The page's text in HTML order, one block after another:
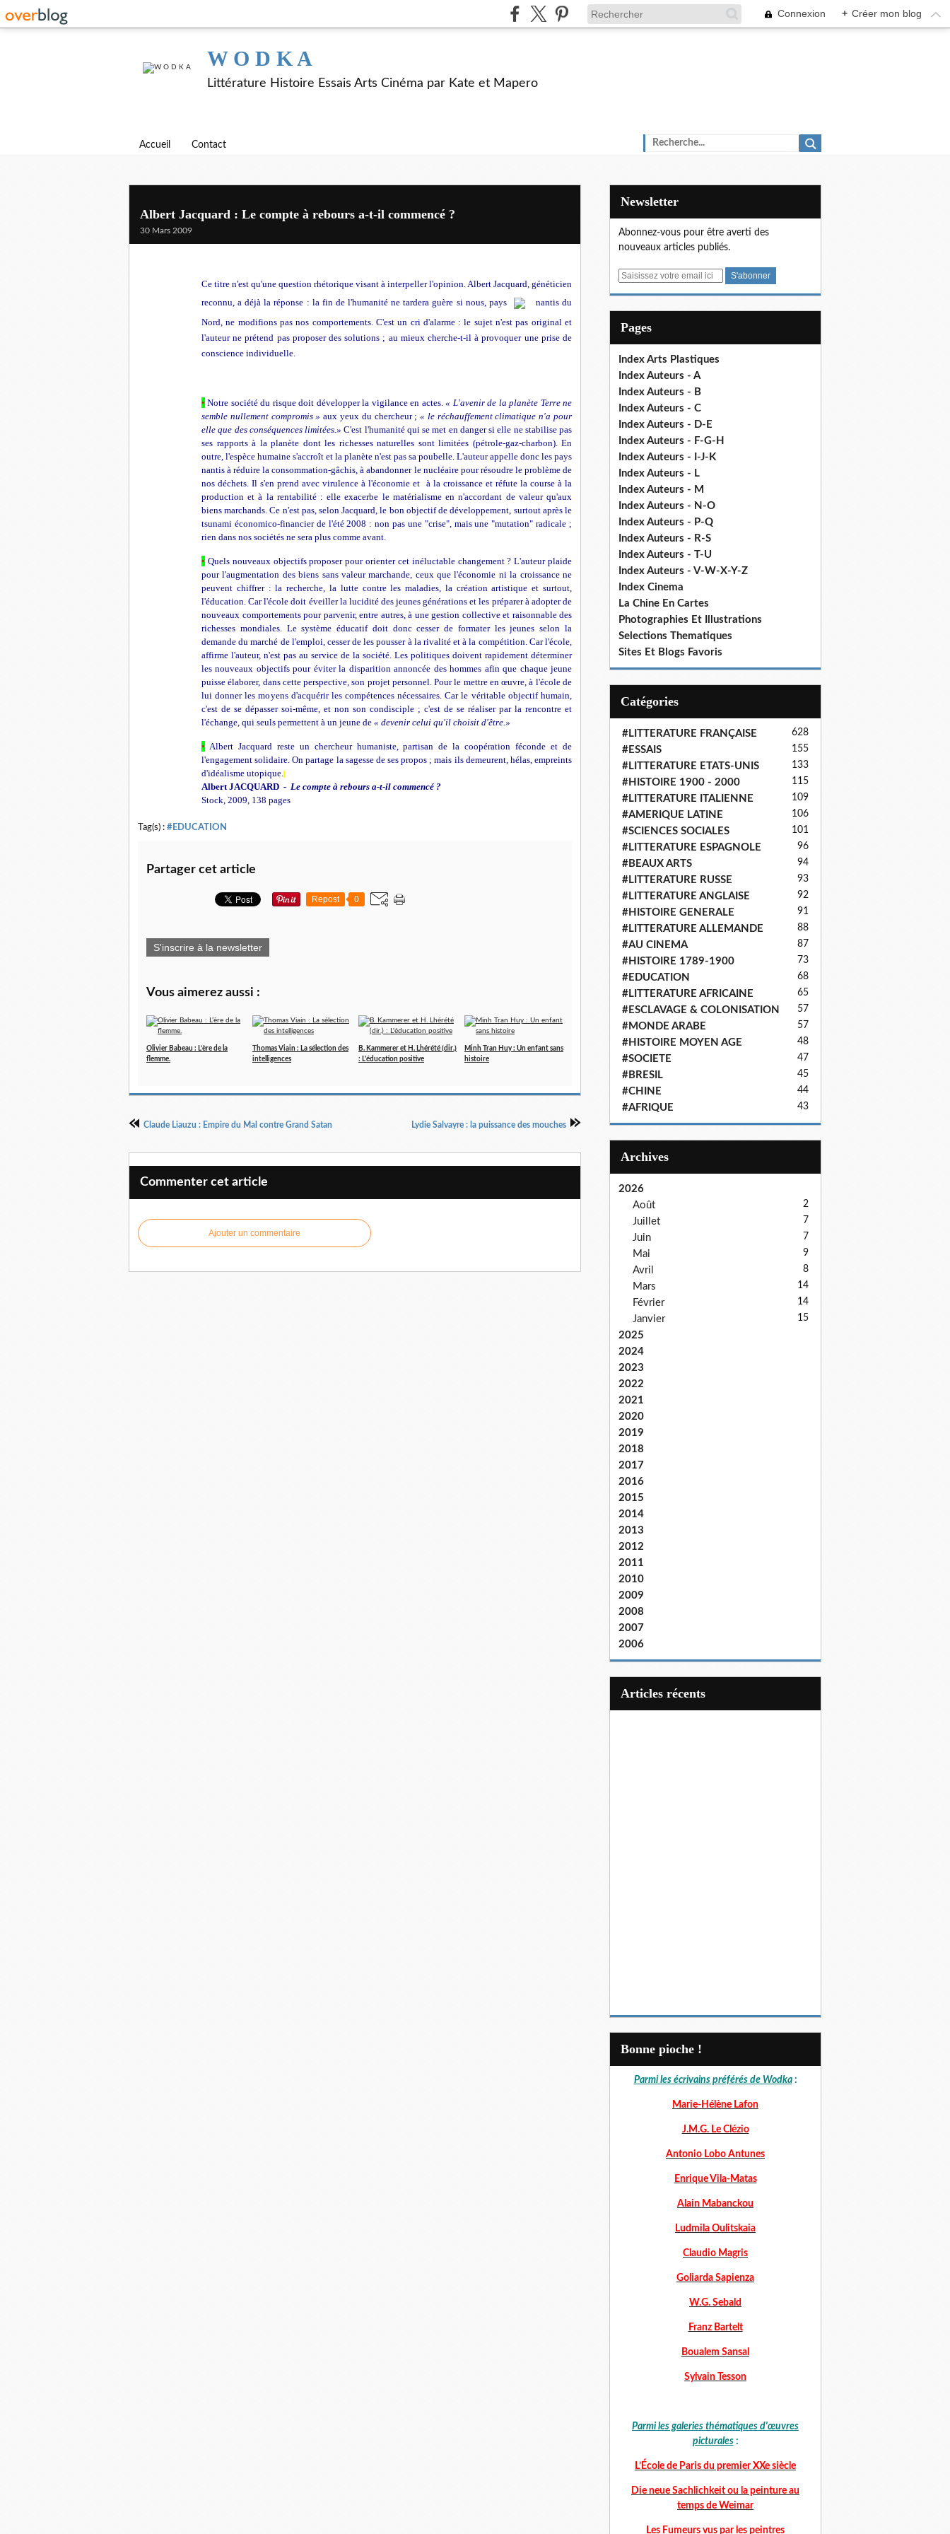
Connexion + Créer mon blog
W O D K A
Littérature Histoire Essais Arts Cinéma par Kate et Mapero
Accueil Contact
Albert Jacquard : Le compte à rebours a-t-il commencé ?
30 Mars 2009
Ce titre n'est qu'une question rhétorique visant à interpeller l'opinion. Albert Jacquard, généticien
reconnu, a déjà la réponse : la fin de l'humanité ne tardera guère si nous, pays
nantis du
Nord, ne modifions pas nos comportements. C'est un cri d'alarme : le sujet n'est pas original et
l'auteur ne prétend pas proposer des solutions ; au mieux cherche-t-il à provoquer une prise de
conscience individuelle.
• Notre société du risque doit développer la vigilance en actes.« L'avenir de la planète Terre ne
semble nullement compromis » aux yeux du chercheur ;« le réchauffement climatique n'a pour
elle que des conséquences limitées.» C'est l'humanité qui se met en danger si elle ne stabilise pas
ses rapports à la planète dont les richesses naturelles sont limitées (pétrole-gaz-charbon). En
outre, l'espèce humaine s'accroît et la planète n'est pas sa poubelle. L'auteur appelle donc les pays
nantis à réduire la consommation-gâchis, à abandonner le nucléaire pour résoudre le problème de
nos déchets. Il s'en prend avec virulence à l'économie et à la croissance et réfute la course à la
production et à la rentabilité : elle exacerbe le matérialisme en n'accordant de valeur qu'aux
biens marchands. Ce n'est pas, selon Jacquard, le bon objectif de développement, surtout après le
tsunami économico-financier de l'été 2008 : non pas une "crise", mais une "mutation" radicale ;
rien dans nos sociétés ne sera plus comme avant.
• Quels nouveaux objectifs proposer pour orienter cet inéluctable changement ? L'auteur plaide
pour l'augmentation des biens sans valeur marchande, ceux que l'économie ni la croissance ne
peuvent chiffrer : la recherche, la lutte contre les maladies, la création artistique et surtout,
l'éducation. Car l'école doit éveiller la lucidité des jeunes générations et les préparer à adopter de
nouveaux comportements pour parvenir, entre autres, à une gestion collective et raisonnable des
richesses mondiales. Le système éducatif doit donc cesser de formater les jeunes selon la
demande du marché de l'emploi, cesser de les pousser à la rivalité et à la compétition. Car l'école,
affirme l'auteur, n'est pas au service de la société. Les politiques doivent rapidement déterminer
les nouveaux objectifs pour éviter la disparition annoncée des hommes afin que chaque jeune
puisse élaborer, dans cette perspective, son projet personnel. Pour le mettre en œuvre, à l'école de
lui donner les moyens d'acquérir les compétences nécessaires. Car le véritable objectif humain,
c'est de se dépasser soi-même, et non son condisciple ; c'est de se réaliser par la rencontre et
l'échange, qui seuls permettent à un jeune de « devenir celui qu'il choisit d'être.»
• Albert Jacquard reste un chercheur humaniste, partisan de la coopération féconde et de
l'engagement solidaire. On partage la sagesse de ses propos ; mais ils demeurent, hélas, empreints
d'idéalisme utopique.
Albert JACQUARD - Le compte à rebours a-t-il commencé ?
Stock, 2009, 138 pages
Tag(s) : #EDUCATION
Partager cet article
Repost 0
S'inscrire à la newsletter
Vous aimerez aussi :
Olivier Babeau : L’ère de la
flemme.
Thomas Viain : La sélection des
intelligences
B. Kammerer et H. Lhérété (dir.)
: L'éducation positive
Minh Tran Huy : Un enfant sans
histoire
Claude Liauzu : Empire du Mal contre Grand Satan Lydie Salvayre : la puissance des mouches
Commenter cet article
Ajouter un commentaire
Newsletter
Abonnez-vous pour être averti des
nouveaux articles publiés.
E
Pages
Index Arts Plastiques
Index Auteurs - A
Index Auteurs - B
Index Auteurs - C
Index Auteurs - D-E
Index Auteurs - F-G-H
Index Auteurs - I-J-K
Index Auteurs - L
Index Auteurs - M
Index Auteurs - N-O
Index Auteurs - P-Q
Index Auteurs - R-S
Index Auteurs - T-U
Index Auteurs - V-W-X-Y-Z
Index Cinema
La Chine En Cartes
Photographies Et Illustrations
Selections Thematiques
Sites Et Blogs Favoris
Catégories
#LITTERATURE FRANÇAISE 628
#ESSAIS 155
#LITTERATURE ETATS-UNIS 133
#HISTOIRE 1900 - 2000 115
#LITTERATURE ITALIENNE 109
#AMERIQUE LATINE 106
#SCIENCES SOCIALES 101
#LITTERATURE ESPAGNOLE 96
#BEAUX ARTS 94
#LITTERATURE RUSSE 93
#LITTERATURE ANGLAISE 92
#HISTOIRE GENERALE 91
#LITTERATURE ALLEMANDE 88
#AU CINEMA 87
#HISTOIRE 1789-1900 73
#EDUCATION 68
#LITTERATURE AFRICAINE 65
#ESCLAVAGE & COLONISATION 57
#MONDE ARABE 57
#HISTOIRE MOYEN AGE 48
#SOCIETE 47
#BRESIL 45
#CHINE 44
#AFRIQUE 43
Archives
2026
Août
2
Juillet 7
Juin 7
Mai 9
Avril 8
Mars 14
Février 14
Janvier 15
2025
2024
2023
2022
2021
2020
2019
2018
2017
2016
2015
2014
2013
2012
2011
2010
2009
2008
2007
2006
articles récents
Bonne pioche !
Parmi les écrivains préférés de Wodka:
Marie-Hélène Lafon
J.M.G. Le Clézio
Antonio Lobo Antunes
Enrique Vila-Matas
Alain Mabanckou
Ludmila Oulitskaia
Claudio Magris
Goliarda Sapienza
W.G. Sebald
Franz Bartelt
Boualem Sansal
Sylvain Tesson
Parmi les galeries thématiques d'œuvres
picturales:
L’École de Paris du premier XXe siècle
Die neue Sachlichkeit ou la peinture au
temps de Weimar
Les Fumeurs vus par les peintres